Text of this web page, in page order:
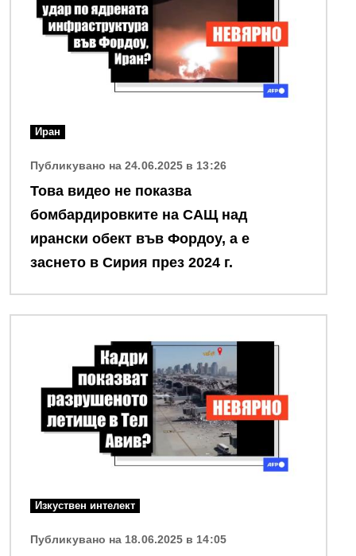
Иран
Публикувано на 24.06.2025 в 13:26
Това видео не показва
бомбардировките на САЩ над
ирански обект във Фордоу, а е
заснето в Сирия през 2024 г.
Изкуствен интелект
Публикувано на 18.06.2025 в 14:05